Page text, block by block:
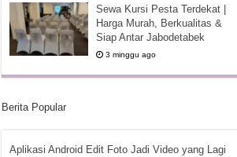
Sewa Kursi Pesta Terdekat |
Harga Murah, Berkualitas &
Siap Antar Jabodetabek
3 minggu ago
Berita Popular
Aplikasi Android Edit Foto Jadi Video yang Lagi